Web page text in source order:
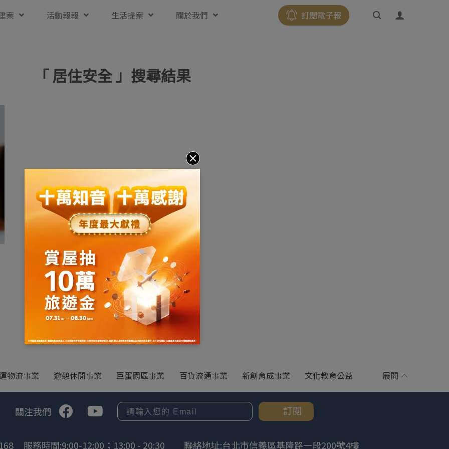
案 活動報報 生活提案 關於我們 訂閱電子報
「 居住安全 」搜尋結果
物流事業 遊憩休閒事業 巨蛋園區事業 百貨流通事業 新創育成事業 文化教育公益 展開
關注我們 訂閱
服務時間:9:00-12:00；13:00 - 20:30 聯絡地址:台北市信義區基隆路一段200號4樓